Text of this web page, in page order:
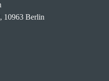
10963 Berlin